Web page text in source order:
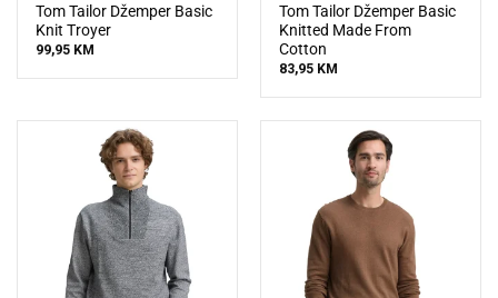
Tom Tailor Džemper Basic
Knit Troyer
99,95 KM
Tom Tailor Džemper Basic
Knitted Made From
Cotton
83,95 KM